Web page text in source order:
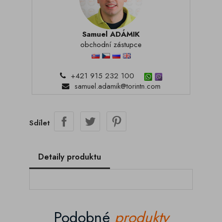
Samuel ADÁMIK
obchodní zástupce
+421 915 232 100
samuel.adamik@torintn.com
Sdílet
Detaily produktu
Podobné produkty